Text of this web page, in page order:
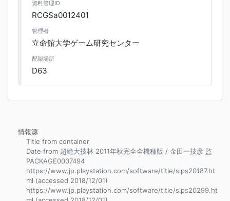
資料管理ID
RCGSa0012401
管理者
立命館大学ゲーム研究センター
配架場所
D63
情報源
Title from container
Date from 超絶大技林 2011年秋完全全機種版 / 金田一技彦 監
PACKAGE0007494
https://www.jp.playstation.com/software/title/slps20187.ht
ml (accessed 2018/12/01)
https://www.jp.playstation.com/software/title/slps20299.ht